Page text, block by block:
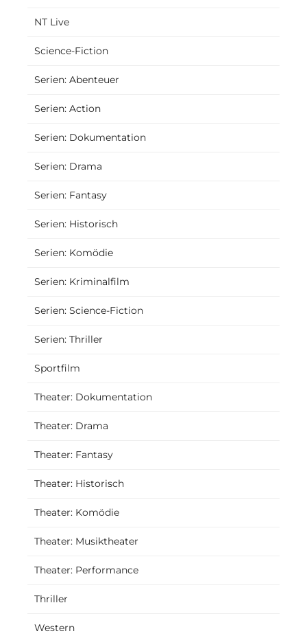
NT Live
Science-Fiction
Serien: Abenteuer
Serien: Action
Serien: Dokumentation
Serien: Drama
Serien: Fantasy
Serien: Historisch
Serien: Komödie
Serien: Kriminalfilm
Serien: Science-Fiction
Serien: Thriller
Sportfilm
Theater: Dokumentation
Theater: Drama
Theater: Fantasy
Theater: Historisch
Theater: Komödie
Theater: Musiktheater
Theater: Performance
Thriller
Western